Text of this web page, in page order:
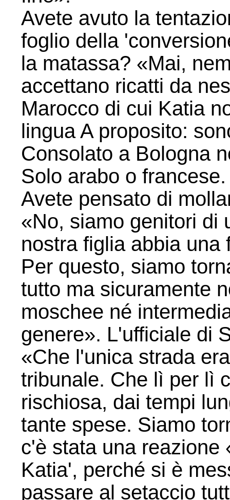
Avete avuto la
foglio della
la matassa? «Mai,
accettano ricatti da
Marocco di cui Katia
lingua A proposito:
Consolato a Bologna
Solo arabo o
Avete pensato di
«No, siamo genitori di
nostra figlia abbia
Per questo, siamo
tutto ma sicuramente
moschee né
genere». L'ufficiale di
«Che l'unica strada
tribunale. Che lì per lì
rischiosa, dai tempi
tante spese. Siamo
c'è stata una reazione
Katia', perché si è
passare al setaccio